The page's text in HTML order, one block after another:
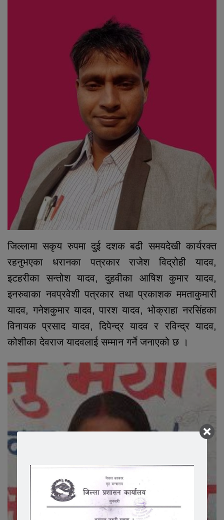
जिल्लामा सकृय रुपमा दुई दशक बढी समयदेखी कार्यरक्त
रहनुभएका धरानका पत्रकार राजेश विद्रोही यादव,
इटहरीका सन्तोश यादव, दुहवीका आषिश कुमार यादव,
इनरुवाका नवप्रवेशी पत्रकार तथा प्रकाशक ममताकुमारी
यादव, गनेशकुमार यादव, पारश यादव, भोक्राहा नरसिंहका
विनायक प्रसाद यादव, दिपेन्द्र यादव र रविन्द्र यादव,
कोशीका देवराज यादवलाई सम्मान गर्ने जनाएको छ ।